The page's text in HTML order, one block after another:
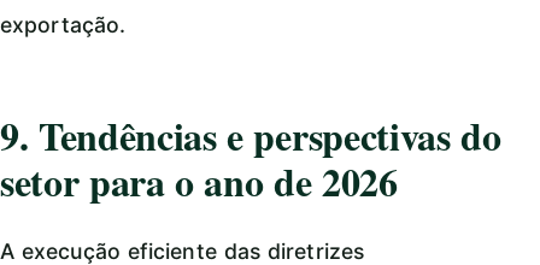
exportação.
9. Tendências e perspectivas do
setor para o ano de 2026
A execução eficiente das diretrizes